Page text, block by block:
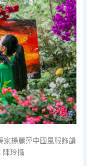
家楊麗萍中國風服飾韻
陳玲攝